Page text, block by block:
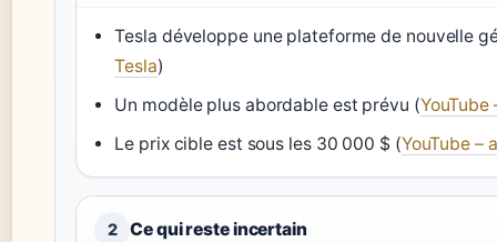
Tesla développe une plateforme de nouvelle
Tesla)
Un modèle plus abordable est prévu (YouTube
Le prix cible est sous les 30 000 $ (YouTube –
2 Ce qui reste incertain